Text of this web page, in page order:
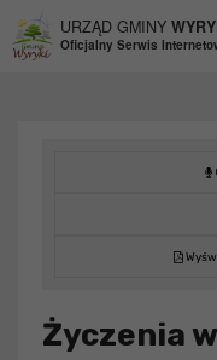
URZĄD GMINY
Oficjalny Serwis
Życzenia